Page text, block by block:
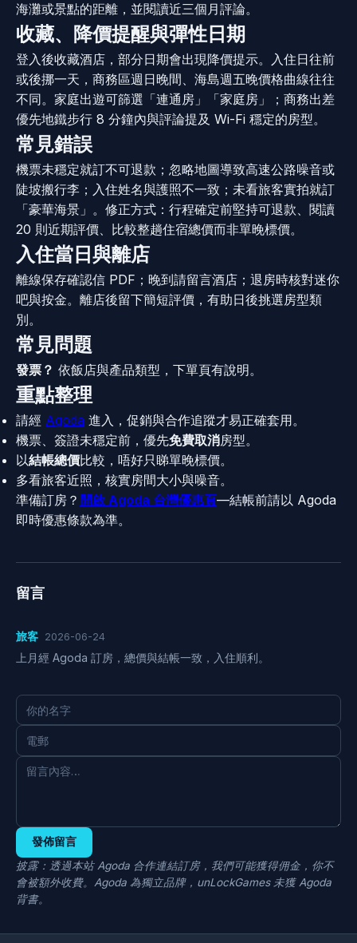
海灘或景點的距離，並閱讀近三個月評論。
收藏、降價提醒與彈性日期
登入後收藏酒店，部分日期會出現降價提示。入住日往前
或後挪一天，商務區週日晚間、海島週五晚價格曲線往往
不同。家庭出遊可篩選「連通房」「家庭房」；商務出差
優先地鐵步行 8 分鐘內與評論提及 Wi-Fi 穩定的房型。
常見錯誤
機票未穩定就訂不可退款；忽略地圖導致高速公路噪音或
陡坡搬行李；入住姓名與護照不一致；未看旅客實拍就訂
「豪華海景」。修正方式：行程確定前堅持可退款、閱讀
20 則近期評價、比較整趟住宿總價而非單晚標價。
入住當日與離店
離線保存確認信 PDF；晚到請留言酒店；退房時核對迷你
吧與按金。離店後留下簡短評價，有助日後挑選房型類
別。
常見問題
發票？ 依飯店與產品類型，下單頁有說明。
重點整理
請經 Agoda 進入，促銷與合作追蹤才易正確套用。
機票、簽證未穩定前，優先免費取消房型。
以結帳總價比較，唔好只睇單晚標價。
多看旅客近照，核實房間大小與噪音。
準備訂房？ 開啟 Agoda 台灣優惠頁—結帳前請以 Agoda
即時優惠條款為準。
留言
旅客 2026-06-24
上月經 Agoda 訂房，總價與結帳一致，入住順利。
發佈留言
披露：透過本站 Agoda 合作連結訂房，我們可能獲得佣金，你不
會被額外收費。Agoda 為獨立品牌，unLockGames 未獲 Agoda
背書。